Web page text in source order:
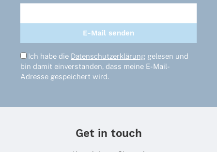
Ich habe die Datenschutzerklärung gelesen und
bin damit einverstanden, dass meine E-Mail-
Adresse gespeichert wird.
Get in touch